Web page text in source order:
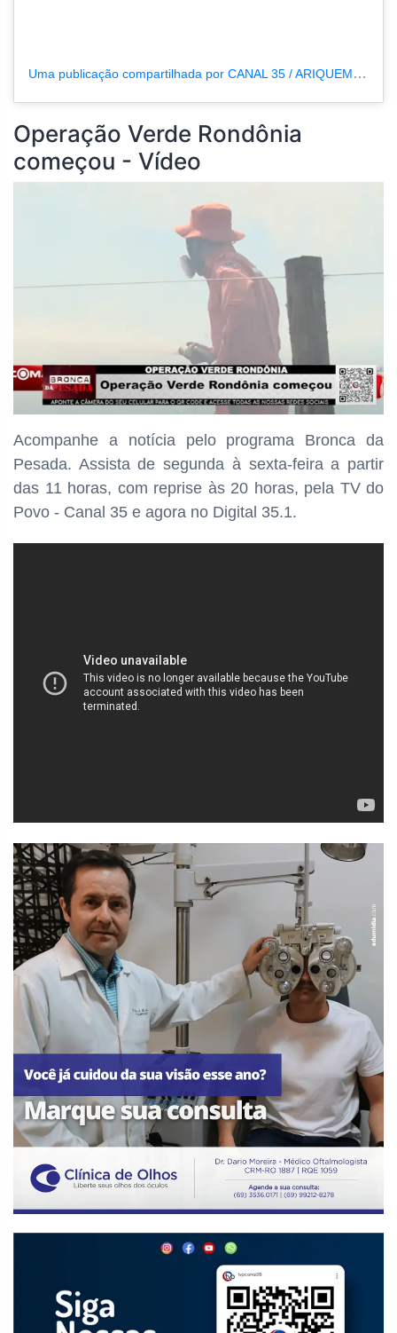
Uma publicação compartilhada por CANAL 35 / ARIQUEMES190 (@tvpcanal35)
Operação Verde Rondônia
começou - Vídeo
Acompanhe a notícia pelo programa Bronca da
Pesada. Assista de segunda à sexta-feira a partir
das 11 horas, com reprise às 20 horas, pela TV do
Povo - Canal 35 e agora no Digital 35.1.